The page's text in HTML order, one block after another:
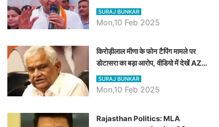
SURAJ BUNKAR
Mon,10 Feb 2025
किरोड़ीलाल मीणा के फोन टैपिंग मामले पर
डोटासरा का बड़ा आरोप, वीडियो में देखें AZ
बड़ी खबरें
SURAJ BUNKAR
Mon,10 Feb 2025
Rajasthan Politics: MLA